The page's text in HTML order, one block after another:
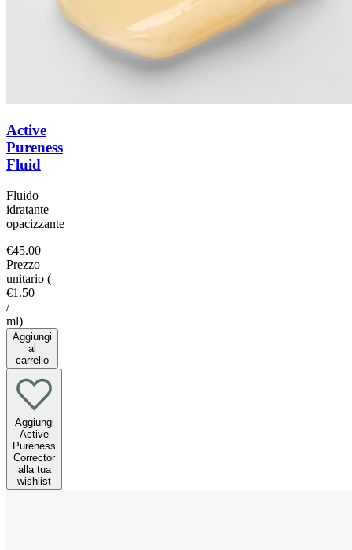
Active
Pureness
Fluid
Fluido
idratante
opacizzante
€45.00
Prezzo
unitario (
€1.50
/
ml)
Aggiungi
al
carrello
Aggiungi
Active
Pureness
Corrector
alla tua
wishlist